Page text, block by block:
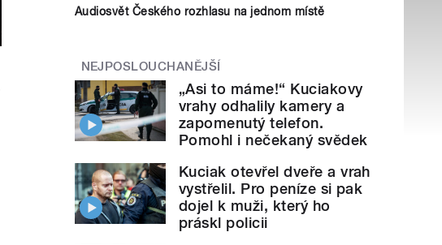
Audiosvět Českého rozhlasu na jednom místě
NEJPOSLOUCHANĚJŠÍ
„Asi to máme!“ Kuciakovy
vrahy odhalily kamery a
zapomenutý telefon.
Pomohl i nečekaný svědek
Kuciak otevřel dveře a vrah
vystřelil. Pro peníze si pak
dojel k muži, který ho
práskl policii